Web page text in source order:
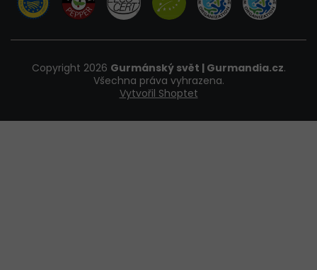
Vytvořil Shoptet
Copyright 2026 Gurmánský svět | Gurmandia.cz.
Všechna práva vyhrazena.